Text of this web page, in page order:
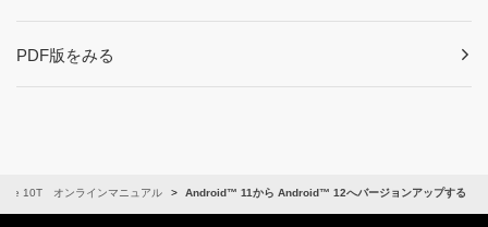
PDF版をみる
10T オンラインマニュアル Android™ 11から Android™ 12へバージョンアップする